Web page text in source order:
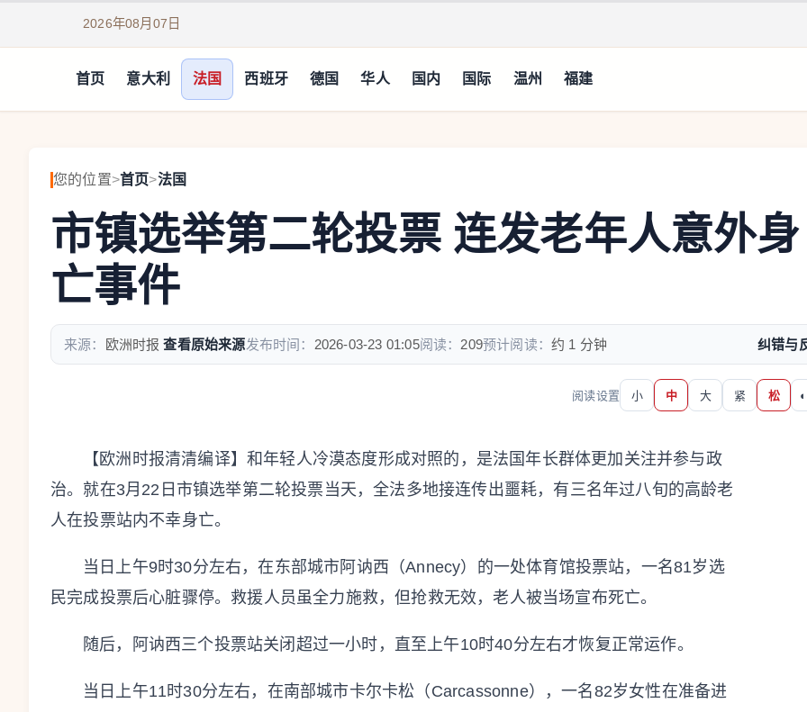
2026年08月07日
首页 意大利 法国 西班牙 德国 华人 国内 国际 温州 福建
您的位置>首页>法国
市镇选举第二轮投票 连发老年人意外身
亡事件
来源： 欧洲时报 查看原始来源发布时间： 2026-03-23 01:05阅读： 209预计阅读：约 1 分钟 纠错与
阅读设置 小 中 大 紧 松 ◐
【欧洲时报清清编译】和年轻人冷漠态度形成对照的，是法国年长群体更加关注并参与政
治。就在3月22日市镇选举第二轮投票当天，全法多地接连传出噩耗，有三名年过八旬的高龄老
人在投票站内不幸身亡。
当日上午9时30分左右，在东部城市阿讷西（Annecy）的一处体育馆投票站，一名81岁选
民完成投票后心脏骤停。救援人员虽全力施救，但抢救无效，老人被当场宣布死亡。
随后，阿讷西三个投票站关闭超过一小时，直至上午10时40分左右才恢复正常运作。
当日上午11时30分左右，在南部城市卡尔卡松（Carcassonne），一名82岁女性在准备进